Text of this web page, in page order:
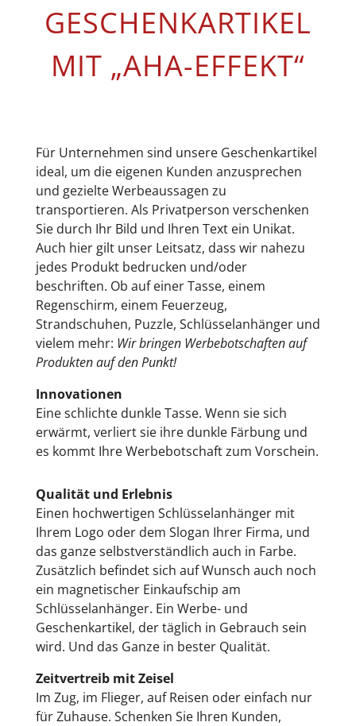
GESCHENKARTIKEL
MIT „AHA-EFFEKT“
Für Unternehmen sind unsere Geschenkartikel
ideal, um die eigenen Kunden anzusprechen
und gezielte Werbeaussagen zu
transportieren. Als Privatperson verschenken
Sie durch Ihr Bild und Ihren Text ein Unikat.
Auch hier gilt unser Leitsatz, dass wir nahezu
jedes Produkt bedrucken und/oder
beschriften. Ob auf einer Tasse, einem
Regenschirm, einem Feuerzeug,
Strandschuhen, Puzzle, Schlüsselanhänger und
vielem mehr: Wir bringen Werbebotschaften auf
Produkten auf den Punkt!
Innovationen
Eine schlichte dunkle Tasse. Wenn sie sich
erwärmt, verliert sie ihre dunkle Färbung und
es kommt Ihre Werbebotschaft zum Vorschein.
Qualität und Erlebnis
Einen hochwertigen Schlüsselanhänger mit
Ihrem Logo oder dem Slogan Ihrer Firma, und
das ganze selbstverständlich auch in Farbe.
Zusätzlich befindet sich auf Wunsch auch noch
ein magnetischer Einkaufschip am
Schlüsselanhänger. Ein Werbe- und
Geschenkartikel, der täglich in Gebrauch sein
wird. Und das Ganze in bester Qualität.
Zeitvertreib mit Zeisel
Im Zug, im Flieger, auf Reisen oder einfach nur
für Zuhause. Schenken Sie Ihren Kunden,